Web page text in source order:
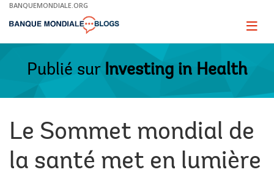
Skip
Main
BANQUEMONDIALE.ORG
Page
Publié sur Investing in Health
Le Sommet mondial de
la santé met en lumière